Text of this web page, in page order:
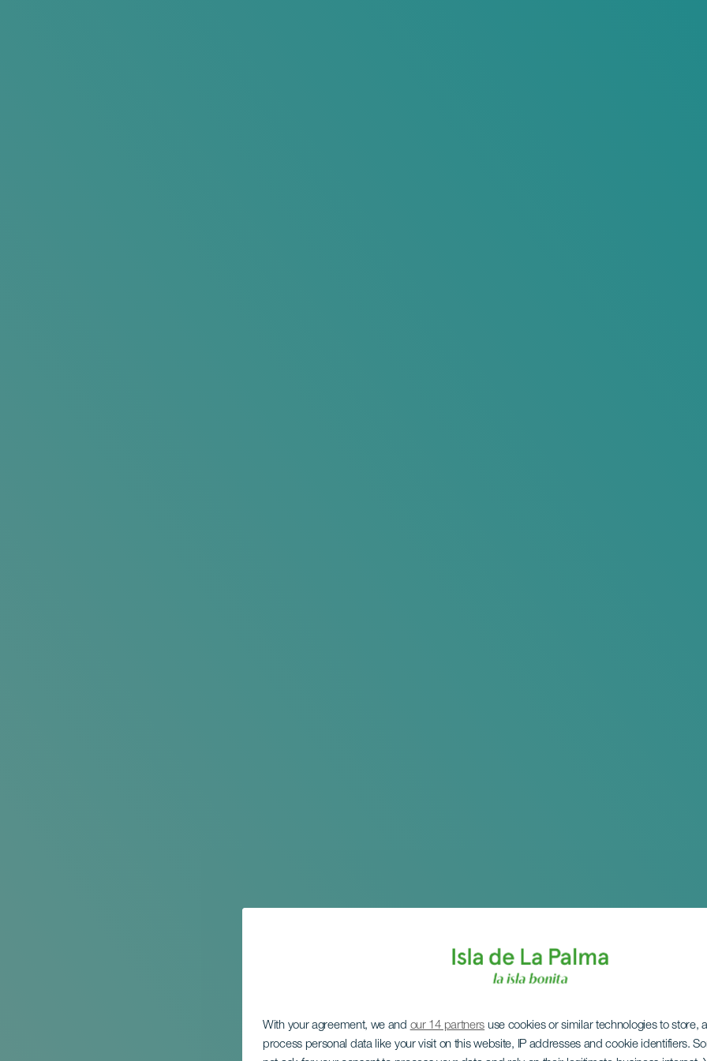
With your agreement, we and our 14 partners use cookies or similar technologies to store,
process personal data like your visit on this website, IP addresses and cookie identifiers.